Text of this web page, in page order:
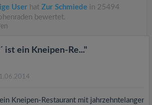
User hat Zur Schmiede in 25494
bewertet.
ist ein Kneipen-Re..."
Kneipen-Restaurant mit jahrzehntelanger